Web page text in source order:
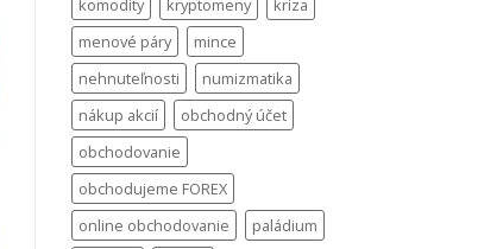
komodity
kryptomeny
kríza
menové páry
mince
nehnuteľnosti
numizmatika
nákup akcií
obchodný účet
obchodovanie
obchodujeme FOREX
online obchodovanie
paládium